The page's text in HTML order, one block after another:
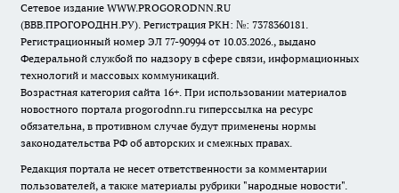
Сетевое издание WWW.PROGORODNN.RU
(ВВВ.ПРОГОРОДНН.РУ). Регистрация РКН: №: 7378360181.
Регистрационный номер ЭЛ 77-90994 от 10.03.2026., выдано
Федеральной службой по надзору в сфере связи, информационных
технологий и массовых коммуникаций.
Возрастная категория сайта 16+. При использовании материалов
новостного портала progorodnn.ru гиперссылка на ресурс
обязательна, в противном случае будут применены нормы
законодательства РФ об авторских и смежных правах.
Редакция портала не несет ответственности за комментарии
пользователей, а также материалы рубрики "народные новости".